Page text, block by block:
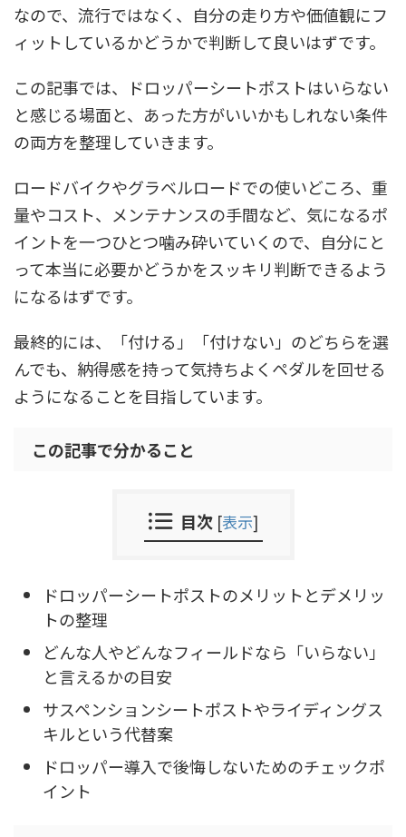
なので、流行ではなく、自分の走り方や価値観にフ
ィットしているかどうかで判断して良いはずです。
この記事では、ドロッパーシートポストはいらない
と感じる場面と、あった方がいいかもしれない条件
の両方を整理していきます。
ロードバイクやグラベルロードでの使いどころ、重
量やコスト、メンテナンスの手間など、気になるポ
イントを一つひとつ噛み砕いていくので、自分にと
って本当に必要かどうかをスッキリ判断できるよう
になるはずです。
最終的には、「付ける」「付けない」のどちらを選
んでも、納得感を持って気持ちよくペダルを回せる
ようになることを目指しています。
この記事で分かること
目次 [表示]
ドロッパーシートポストのメリットとデメリッ
トの整理
どんな人やどんなフィールドなら「いらない」
と言えるかの目安
サスペンションシートポストやライディングス
キルという代替案
ドロッパー導入で後悔しないためのチェックポ
イント